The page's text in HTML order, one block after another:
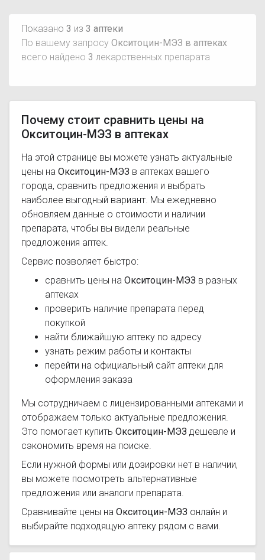
Показано 3 из 3 аптеки
По вашему запросу Окситоцин-МЭЗ в аптеках
всего найдено 3 лекарственных препарата
Почему стоит сравнить цены на
Окситоцин-МЭЗ в аптеках
На этой странице вы можете узнать актуальные
цены на Окситоцин-МЭЗ в аптеках вашего
города, сравнить предложения и выбрать
наиболее выгодный вариант. Мы ежедневно
обновляем данные о стоимости и наличии
препарата, чтобы вы видели реальные
предложения аптек.
Сервис позволяет быстро:
сравнить цены на Окситоцин-МЭЗ в разных
аптеках
проверить наличие препарата перед
покупкой
найти ближайшую аптеку по адресу
узнать режим работы и контакты
перейти на официальный сайт аптеки для
оформления заказа
Мы сотрудничаем с лицензированными аптеками и
отображаем только актуальные предложения.
Это помогает купить Окситоцин-МЭЗ дешевле и
сэкономить время на поиске.
Если нужной формы или дозировки нет в наличии,
вы можете посмотреть альтернативные
предложения или аналоги препарата.
Сравнивайте цены на Окситоцин-МЭЗ онлайн и
выбирайте подходящую аптеку рядом с вами.